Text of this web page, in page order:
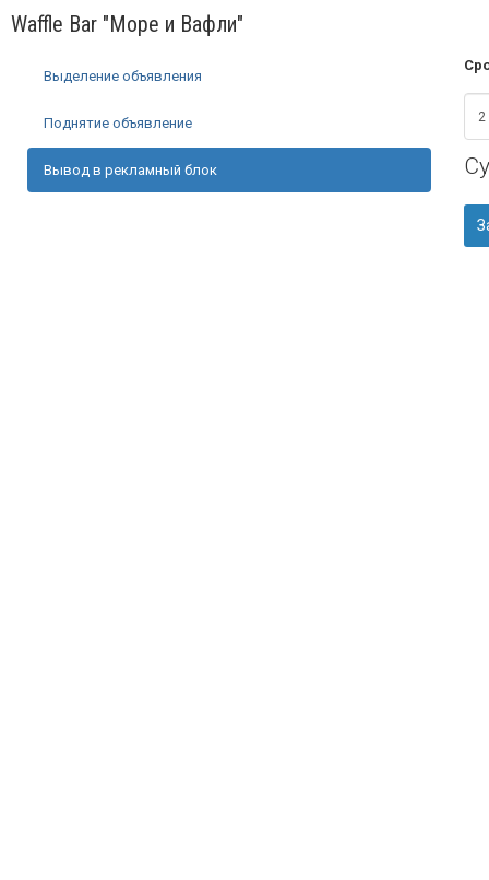
Waffle Bar "Море и Вафли"
Выделение объявления
Поднятие объявление
Вывод в рекламный блок